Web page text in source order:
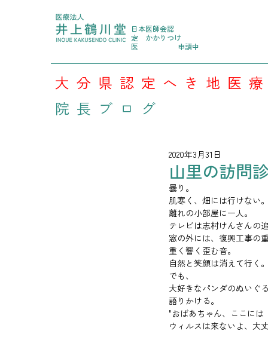
日本医師会認
定 かかりつけ
医
申請中
大分県認定へき地医
院長ブログ
山里の訪問
2020年3月31日
曇り。
肌寒く、畑には行けない
離れの小部屋に一人。
テレビは志村けんさんの
窓の外には、復興工事の
重く響く歪む音。
自然と笑顔は消えて行く
でも、
大好きなパンダのぬいぐ
語りかける。
"おばあちゃん、ここには
ウィルスは来ないよ、大